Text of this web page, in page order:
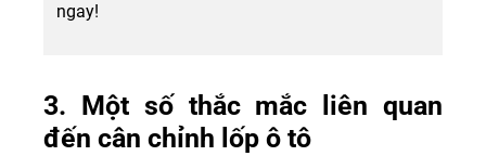
ngay!
3. Một số thắc mắc liên quan
đến cân chỉnh lốp ô tô